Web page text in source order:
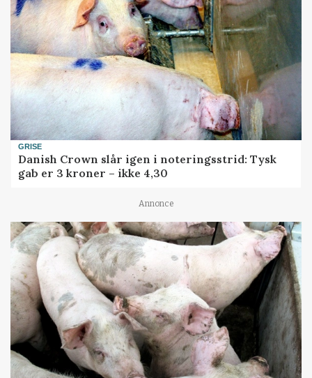
GRISE
Danish Crown slår igen i noteringsstrid: Tysk
gab er 3 kroner – ikke 4,30
Annonce